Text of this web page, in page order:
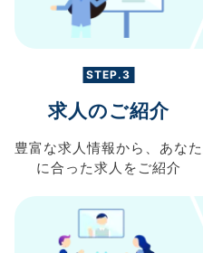
STEP.3
求人のご紹介
豊富な求人情報から、 あなた
に合った求人を ご紹介